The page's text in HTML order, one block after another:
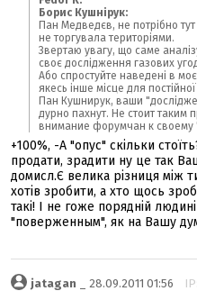
Борис Кушнірук:
Пан Медведєв, не потрібно
не торгувала територіями.
Звертаю увагу, що саме
своє дослідження газових
Або спростуйте наведені в
якесь інше місце для
Пан Кушнирук, ваши
дурно пахнут. Не стоит таким
внимание форумчан к своему
+100%, -А "опус" скільки
продати, зрадити ну це так
домисл.Є велика різниця між
хотів зробити, а хто щось
такі! І не гоже порядній
"поверженным", як на Вашу
jatagan _ 28.09.2011 01:56